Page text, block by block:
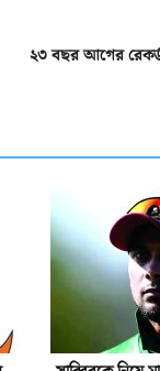
২৩ বছর আগের